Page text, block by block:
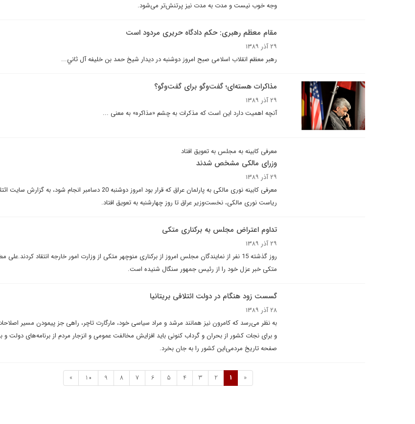
وجه خوب نيست و مدت به مدت نيز پرتنش‌‌تر مى‌شود.
مقام معظم رهبرى: حکم دادگاه حريرى مردود است
۲۹ آذر ۱۳۸۹
رهبر معظم انقلاب اسلامى صبح امروز دوشنبه در ديدار شيخ حمد بن خليفه آل ثاني...
مذاکرات هسته‌اى؛ گفت‌وگو براى گفت‌وگو؟
۲۹ آذر ۱۳۸۹
آنچه اهمیت دارد این است که مذکرات به چشم «مذاکره» به معنی ...
معرفى کابينه به مجلس به تعويق افتاد
وزراى مالکى مشخص شدند
۲۹ آذر ۱۳۸۹
معرفى کابينه نورى مالکى به پارلمان عراق که قرار بود امروز دوشنبه 20 دسامبر
رياست نورى مالکى، نخست‌وزير عراق تا روز چهارشنبه به تعويق افتاد.
تداوم اعتراض مجلس به برکناری متکی
۲۹ آذر ۱۳۸۹
روز گذشته 15 نفر از نمايندگان مجلس امروز از برکنارى منوچهر متکى از وزارت امور خارجه انتقاد
متکی خبر عزل خود را از رئیس جمهور سنگال شنیده است.
گسست زود هنگام در دولت ائتلافی بريتانيا
۲۸ آذر ۱۳۸۹
به نظر می‌رسد که کامرون نیز همانند مرشد و مراد سیاسی خود، مارگارت تاچر، راهی جز پیمودن مسیر
و برای نجات کشور از بحران و گرداب کنونی باید افزایش مخالفت عمومی‌ و انزجار مردم از برنامه‌های دولت و
صفحه تاریخ مردمی‌این کشور را به جان بخرد.
«
1
2
3
4
5
6
7
8
9
10
»